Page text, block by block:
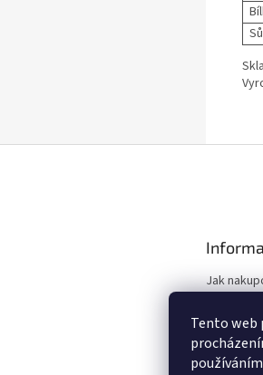
Tento web
Jak
údajů